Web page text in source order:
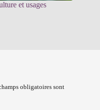
et usages
obligatoires sont